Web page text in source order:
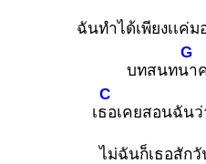
ฉันทำได้เพียงเเค่
บทสนทนา
G
เธอ
C
เคยสอนฉัน
ไม่ฉันก็เธอสัก